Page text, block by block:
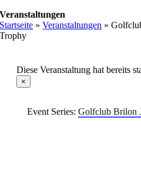
Veranstaltungen
Startseite »Veranstaltungen »
Trophy
Diese Veranstaltung hat bereits
×
Event Series: Golfclub Brilon